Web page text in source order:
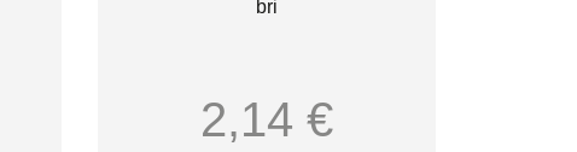
bri
2,14 €